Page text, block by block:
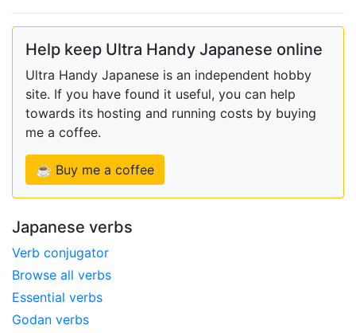
Help keep Ultra Handy Japanese online
Ultra Handy Japanese is an independent hobby
site. If you have found it useful, you can help
towards its hosting and running costs by buying
me a coffee.
☕ Buy me a coffee
Japanese verbs
Verb conjugator
Browse all verbs
Essential verbs
Godan verbs